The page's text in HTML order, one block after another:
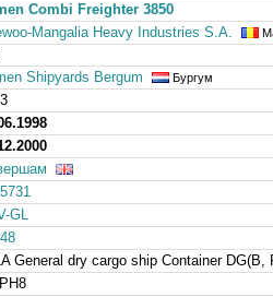
Combi Freighter 3850
Mangalia Heavy Industries S.A.
Shipyards Bergum
Бургум
GL
General dry cargo ship Container DG(B,